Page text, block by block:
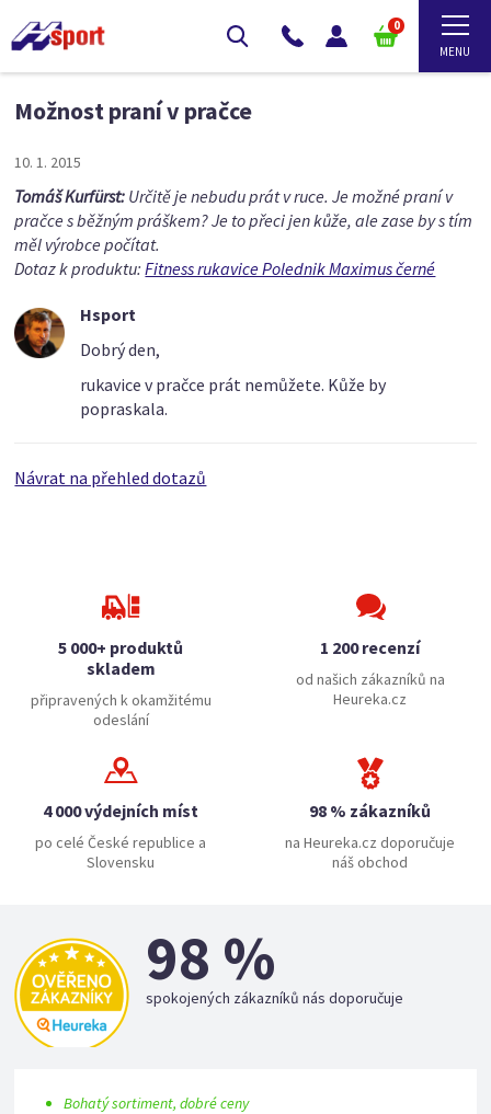
0
Možnost praní v pračce
10. 1. 2015
Tomáš Kurfürst: Určitě je nebudu prát v ruce. Je možné praní v
pračce s běžným práškem? Je to přeci jen kůže, ale zase by s tím
měl výrobce počítat.
Dotaz k produktu:Fitness rukavice Polednik Maximus černé
Hsport
Dobrý den,
rukavice v pračce prát nemůžete. Kůže by
popraskala.
Návrat na přehled dotazů
5 000+ produktů
skladem
připravených k okamžitému
odeslání
1 200 recenzí
od našich zákazníků na
Heureka.cz
4 000 výdejních míst
po celé České republice a
Slovensku
98 % zákazníků
na Heureka.cz doporučuje
náš obchod
98 %
spokojených zákazníků nás doporučuje
Bohatý sortiment, dobré ceny